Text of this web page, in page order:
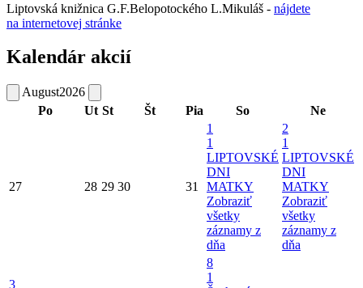
Liptovská knižnica G.F.Belopotockého L.Mikuláš - nájdete
na internetovej stránke
Kalendár akcií
August2026
Po
Ut St Št Pia So Ne
27 28 29 30 31
1
1
LIPTOVSKÉ
DNI
MATKY
Zobraziť
všetky
záznamy z
dňa
2
1
LIPTOVSKÉ
DNI
MATKY
Zobraziť
všetky
záznamy z
dňa
3
8
1